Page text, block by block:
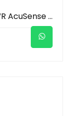
Hikvision iDS-7208HTHI-M2/XT - DVR AcuSense 8 Canaux 4K (8MP) - HDMI 8K / 4K - H.265 Pro+ - Audio Coaxial - Détection Humain/Véhicule - 2 SATA (Jusqu'à 20To) - Gigabit - Enregistreur Hybride Pro